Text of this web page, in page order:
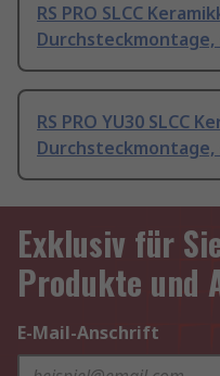
RS PRO SLCC
Durchsteckmontage,
RS PRO YU30 SLCC
Durchsteckmontage,
Exklusiv für
Produkte und
E-Mail-Anschrift